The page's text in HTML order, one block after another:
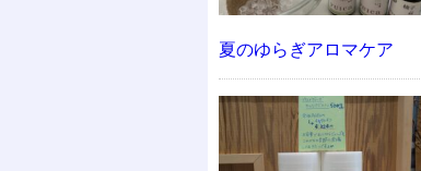
夏のゆらぎアロマケア